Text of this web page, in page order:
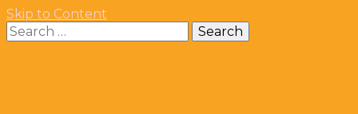
Skip to Content
Search
for: